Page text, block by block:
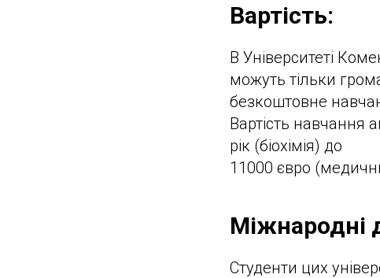
Вартість:
В Університеті
можуть тільки
безкоштовне
Вартість навчання
рік (біохімія) до
11000 євро
Міжнародні
Студенти цих